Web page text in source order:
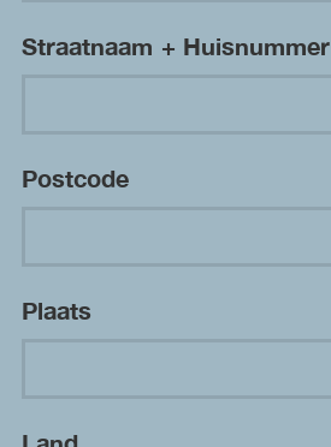
Straatnaam + Huisnummer
Postcode
Plaats